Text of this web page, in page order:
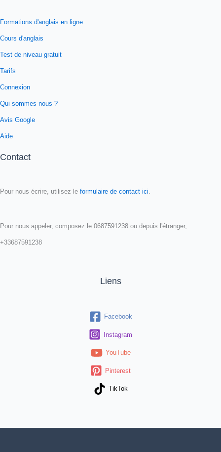
Formations d'anglais en ligne
Cours d'anglais
Test de niveau gratuit
Tarifs
Connexion
Qui sommes-nous ?
Avis Google
Aide
Contact
Pour nous écrire, utilisez le formulaire de contact ici.
Pour nous appeler, composez le 0687591238 ou depuis l'étranger,
+33687591238
Liens
Facebook
Instagram
YouTube
Pinterest
TikTok